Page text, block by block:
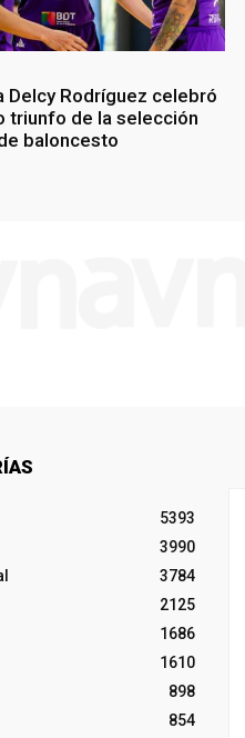
Delcy Rodríguez celebró
triunfo de la selección
baloncesto
5393
3990
3784
2125
1686
1610
898
854